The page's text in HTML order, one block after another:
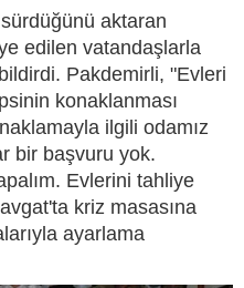
aktaran
edilen vatandaşlarla
bildirdi. Pakdemirli, "Evleri
konaklanması
ilgili odamız
bir başvuru yok.
Evlerini tahliye
kriz masasına
ayarlama